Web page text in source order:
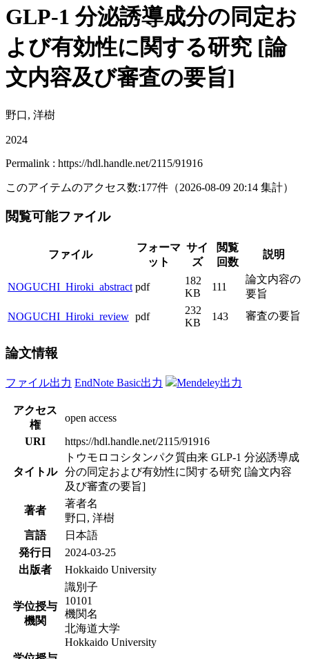
GLP-1 分泌誘導成分の同定お
よび有効性に関する研究 [論
文内容及び審査の要旨]
野口, 洋樹
2024
Permalink : https://hdl.handle.net/2115/91916
このアイテムのアクセス数:177件 （2026-08-09 20:14 集計）
閲覧可能ファイル
ファイル
フォーマ
ット
サイ
ズ
閲覧
回数
説明
NOGUCHI_Hiroki_abstract pdf
182
KB
111
論文内容の
要旨
NOGUCHI_Hiroki_review pdf
232
KB
143 審査の要旨
論文情報
ファイル出力 EndNote Basic出力 Mendeley出力
アクセス
権
open access
URI
https://hdl.handle.net/2115/91916
タイトル
トウモロコシタンパク質由来 GLP-1 分泌誘導成
分の同定および有効性に関する研究 [論文内容
及び審査の要旨]
著者
著者名
野口, 洋樹
言語
日本語
発行日
2024-03-25
出版者
Hokkaido University
学位授与
機関
識別子
10101
機関名
北海道大学
Hokkaido University